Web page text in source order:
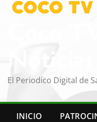
Noticias
El Periodico Digital de
INICIO